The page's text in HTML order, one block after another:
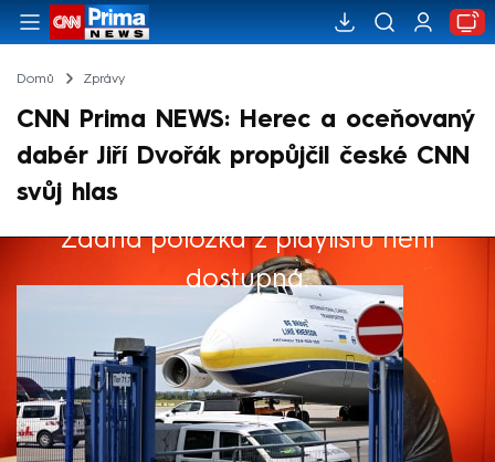
Domů Zprávy
CNN Prima NEWS: Herec a oceňovaný
dabér Jiří Dvořák propůjčil české CNN
svůj hlas
Žádná položka z playlistu není
dostupná.
Výběr redakce